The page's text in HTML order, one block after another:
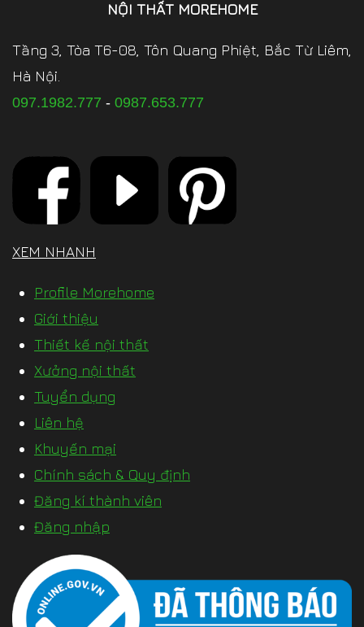
NỘI THẤT MOREHOME
Tầng 3, Tòa T6-08, Tôn Quang Phiệt, Bắc Từ Liêm,
Hà Nội.
097.1982.777 - 0987.653.777
XEM NHANH
Profile Morehome
Giới thiệu
Thiết kế nội thất
Xưởng nội thất
Tuyển dụng
Liên hệ
Khuyến mại
Chính sách & Quy định
Đăng kí thành viên
Đăng nhập